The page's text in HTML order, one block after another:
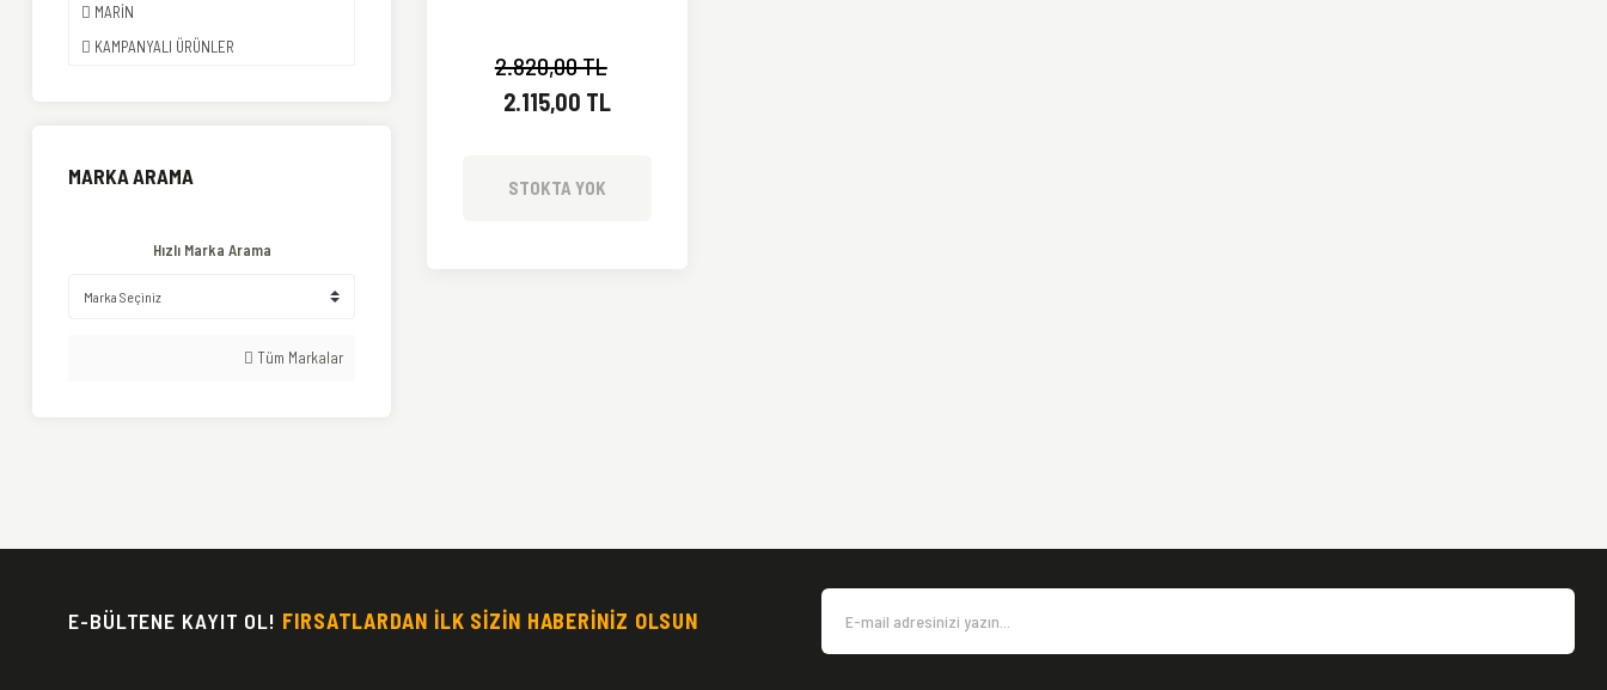
MARİN
KAMPANYALI ÜRÜNLER
MARKA ARAMA
Hızlı Marka Arama
Tüm Markalar
2.820,00 TL
2.115,00 TL
STOKTA YOK
E-BÜLTENE KAYIT OL! FIRSATLARDAN İLK SİZİN HABERİNİZ OLSUN